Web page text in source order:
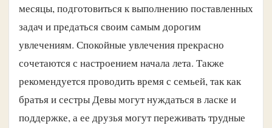
месяцы, подготовиться к выполнению поставленных
задач и предаться своим самым дорогим
увлечениям. Спокойные увлечения прекрасно
сочетаются с настроением начала лета. Также
рекомендуется проводить время с семьей, так как
братья и сестры Девы могут нуждаться в ласке и
поддержке, а ее друзья могут переживать трудные